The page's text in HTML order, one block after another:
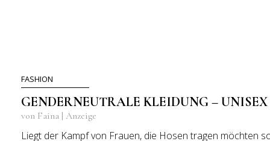
FASHION
GENDERNEUTRALE KLEIDUNG – UNISEX
von Faina | Anzeige
Liegt der Kampf von Frauen, die Hosen tragen möchten